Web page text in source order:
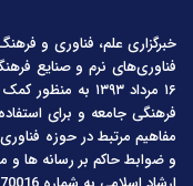
خبرگزاری علم، فناوری و
فناوری‌های نرم و صنایع
۱۶ مرداد ۱۳۹۳
فرهنگی جامعه و برای
مفاهیم مرتبط در حوزه
و ضوابط حاکم بر رسانه ها